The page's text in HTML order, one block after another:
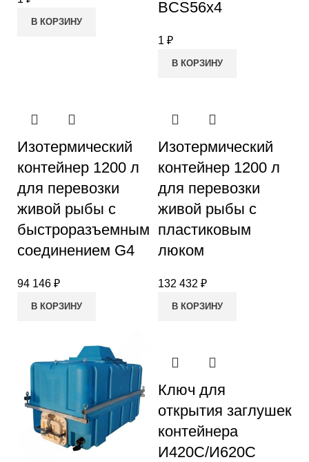
В КОРЗИНУ
BCS56х4
1 ₽
В КОРЗИНУ
Изотермический
контейнер 1200 л
для перевозки
живой рыбы с
быстроразъемным
соединением G4
94 146 ₽
В КОРЗИНУ
Изотермический
контейнер 1200 л
для перевозки
живой рыбы с
пластиковым
люком
132 432 ₽
В КОРЗИНУ
Ключ для
открытия заглушек
контейнера
И420С/И620С